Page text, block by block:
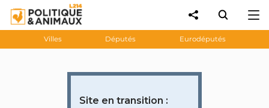
Villes Députés Eurodéputés
Site en transition :